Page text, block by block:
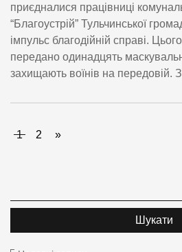
приєдналися працівниці
“Благоустрій” Тульчинської
імпульс благодійній справі.
передано одинадцять
захищають воїнів на передовій.
1 2 »